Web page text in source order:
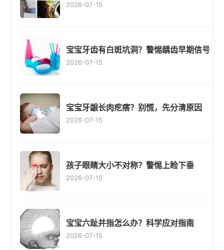
2026-07-15
宝宝牙齿有白斑坑洞？警惕龋齿早期信号
2026-07-15
宝宝牙龈长肉疙瘩？别慌，先分清原因
2026-07-15
孩子眼睛大小不对称？警惕上睑下垂
2026-07-15
宝宝六趾并指怎么办？科学应对指南
2026-07-15